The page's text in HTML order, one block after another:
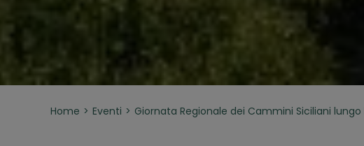
Home Eventi Giornata Regionale dei Cammini Siciliani